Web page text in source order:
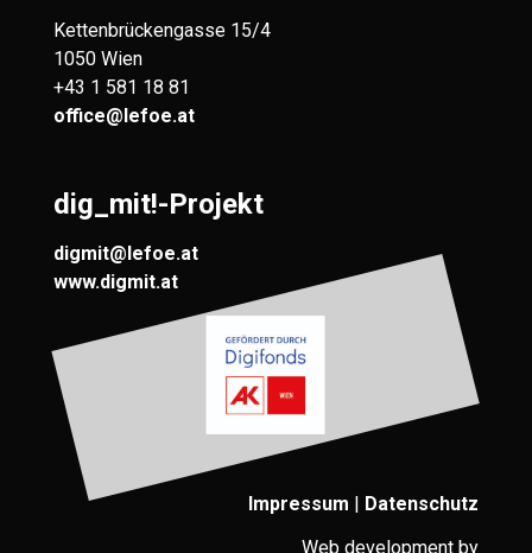
Kettenbrückengasse 15/4
1050 Wien
+43 1 581 18 81
office@lefoe.at
dig_mit!-Projekt
digmit@lefoe.at
www.digmit.at
Impressum | Datenschutz
Web development by